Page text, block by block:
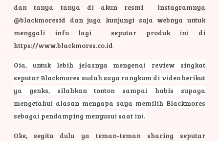
dan tanya tanya di akun resmi Instagramnya
@blackmoresid dan juga kunjungi saja webnya untuk
menggali info lagi seputar produk ini di
https://www.blackmores.co.id
Oia, untuk lebih jelasnya mengenai review singkat
seputar Blackmores sudah saya rangkum di video berikut
ya genks, silahkan tonton sampai habis supaya
mengetahui alasan mengapa saya memilih Blackmores
sebagai pendamping menyusui saat ini.
Oke, segitu dulu ya teman-teman sharing seputar